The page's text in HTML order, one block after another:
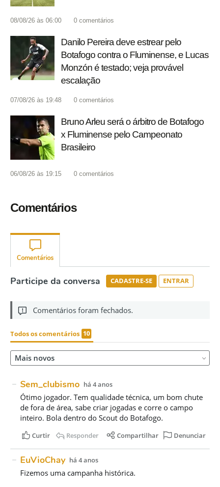
08/08/26 às 06:00 0 comentários
Danilo Pereira deve estrear pelo
Botafogo contra o Fluminense, e Lucas
Monzón é testado; veja provável
escalação
07/08/26 às 19:48 0 comentários
Bruno Arleu será o árbitro de Botafogo
x Fluminense pelo Campeonato
Brasileiro
06/08/26 às 19:15 0 comentários
Comentários